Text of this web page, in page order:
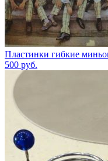
Пластинки гибкие
500 руб.